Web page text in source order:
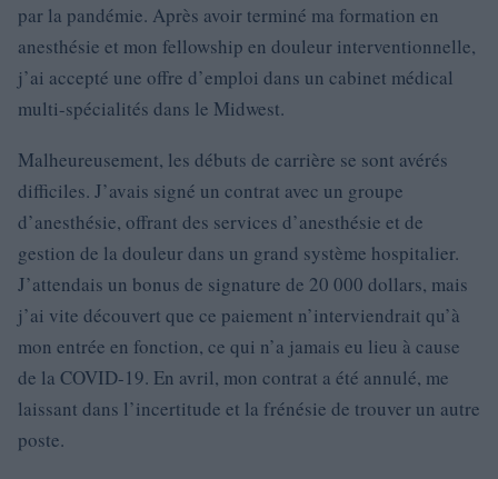
par la pandémie. Après avoir terminé ma formation en
anesthésie et mon fellowship en douleur interventionnelle,
j’ai accepté une offre d’emploi dans un cabinet médical
multi-spécialités dans le Midwest.
Malheureusement, les débuts de carrière se sont avérés
difficiles. J’avais signé un contrat avec un groupe
d’anesthésie, offrant des services d’anesthésie et de
gestion de la douleur dans un grand système hospitalier.
J’attendais un bonus de signature de 20 000 dollars, mais
j’ai vite découvert que ce paiement n’interviendrait qu’à
mon entrée en fonction, ce qui n’a jamais eu lieu à cause
de la COVID-19. En avril, mon contrat a été annulé, me
laissant dans l’incertitude et la frénésie de trouver un autre
poste.